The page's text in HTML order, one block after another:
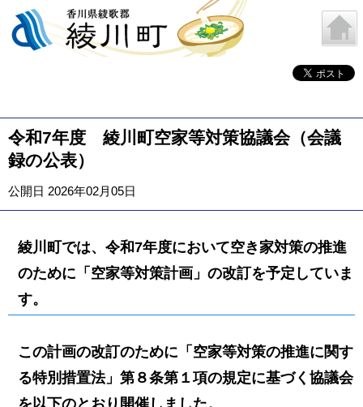
令和7年度 綾川町空家等対策協議会（会議
録の公表）
公開日 2026年02月05日
綾川町では、令和7年度において空き家対策の推進
のために「空家等対策計画」の改訂を予定していま
す。
この計画の改訂のために「空家等対策の推進に関す
る特別措置法」第８条第１項の規定に基づく協議会
を以下のとおり開催しました。